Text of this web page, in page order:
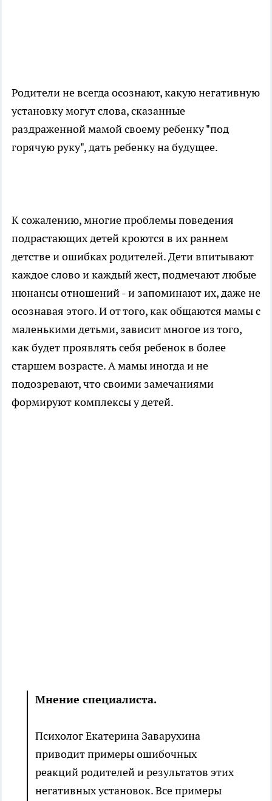
Родители не всегда осознают, какую негативную
установку могут слова, сказанные
раздраженной мамой своему ребенку "под
горячую руку", дать ребенку на будущее.
К сожалению, многие проблемы поведения
подрастающих детей кроются в их раннем
детстве и ошибках родителей. Дети впитывают
каждое слово и каждый жест, подмечают любые
нюнансы отношений - и запоминают их, даже не
осознавая этого. И от того, как общаются мамы с
маленькими детьми, зависит многое из того,
как будет проявлять себя ребенок в более
старшем возрасте. А мамы иногда и не
подозревают, что своими замечаниями
формируют комплексы у детей.
Мнение специалиста.
Психолог Екатерина Заварухина
приводит примеры ошибочных
реакций родителей и результатов этих
негативных установок. Все примеры